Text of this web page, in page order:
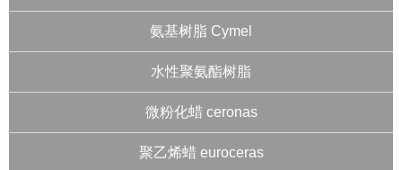
氨基树脂 Cymel
水性聚氨酯树脂
微粉化蜡 ceronas
聚乙烯蜡 euroceras